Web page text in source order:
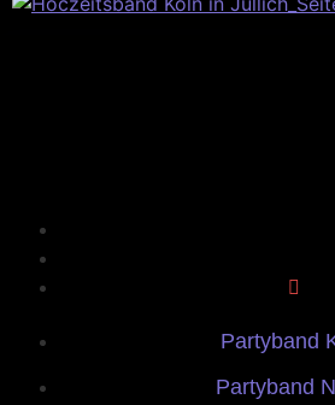
Partyband
Partyband